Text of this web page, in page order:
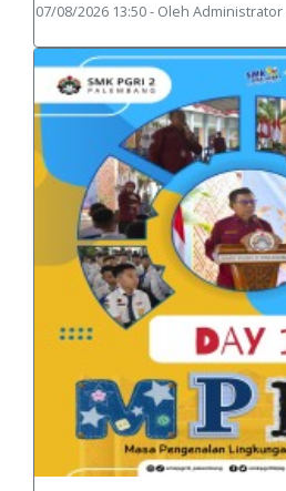
07/08/2026 13:50 - Oleh Administrator